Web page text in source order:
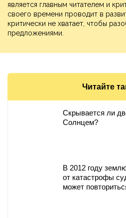
является главным читателем и
своего времени проводит в
критически не хватает, чтобы
предложениями.
Читайте
Скрывается ли
Солнцем?
В 2012 году
от катастрофы
может